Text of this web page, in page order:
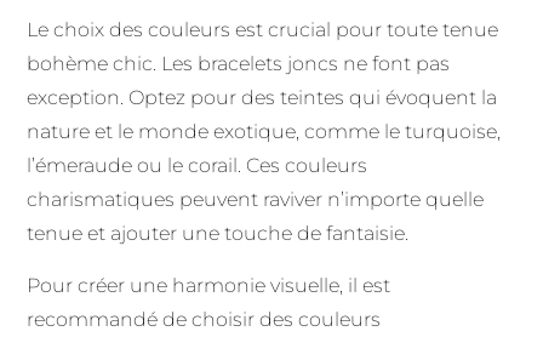
Le choix des couleurs est crucial pour toute tenue
bohème chic. Les bracelets joncs ne font pas
exception. Optez pour des teintes qui évoquent la
nature et le monde exotique, comme le turquoise,
l’émeraude ou le corail. Ces couleurs
charismatiques peuvent raviver n’importe quelle
tenue et ajouter une touche de fantaisie.
Pour créer une harmonie visuelle, il est
recommandé de choisir des couleurs